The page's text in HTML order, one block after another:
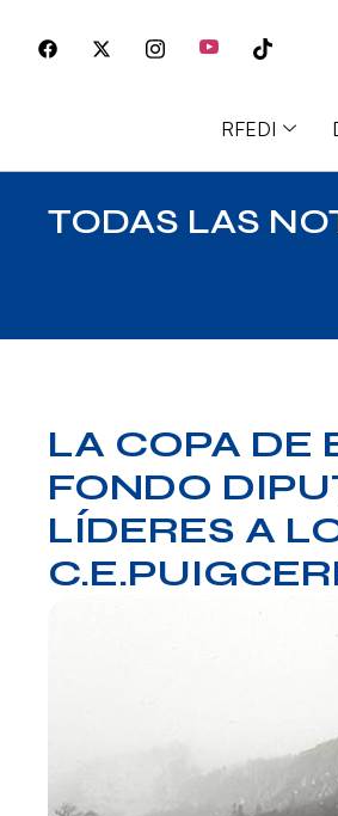
RFEDI
TODAS LAS
LA COPA DE
FONDO
LÍDERES A